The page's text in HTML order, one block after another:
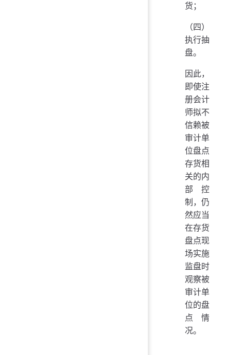
货；
（四）
执行抽
盘。
因此，
即使注
册会计
师拟不
信赖被
审计单
位盘点
存货相
关的内
部控
制，仍
然应当
在存货
盘点现
场实施
监盘时
观察被
审计单
位的盘
点情
况。